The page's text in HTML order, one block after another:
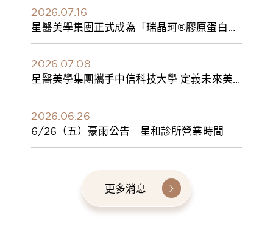
2026.07.16
星醫美學集團正式成為「瑞晶珂®膠原蛋白植
入劑」台灣獨家總代理
2026.07.08
星醫美學集團攜手中信科技大學 定義未來美
學人才新標準 建構健康美學產學共育模式 串
2026.06.26
6/26（五）豪雨公告｜星和診所營業時間
更多消息